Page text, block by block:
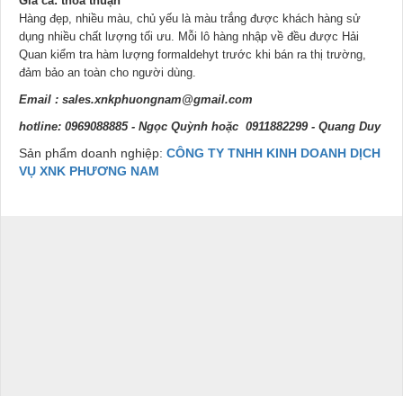
Hàng đẹp, nhiều màu, chủ yếu là màu trắng được khách hàng sử
dụng nhiều chất lượng tối ưu. Mỗi lô hàng nhập về đều được Hải
Quan kiểm tra hàm lượng formaldehyt trước khi bán ra thị trường,
đảm bảo an toàn cho người dùng.
Email : sales.xnkphuongnam@gmail.com
hotline: 0969088885 - Ngọc Quỳnh hoặc 0911882299 - Quang Duy
Sản phẩm doanh nghiệp: CÔNG TY TNHH KINH DOANH DỊCH
VỤ XNK PHƯƠNG NAM